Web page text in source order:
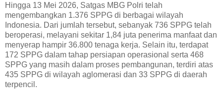
Hingga 13 Mei 2026, Satgas MBG Polri telah
mengembangkan 1.376 SPPG di berbagai wilayah
Indonesia. Dari jumlah tersebut, sebanyak 736 SPPG telah
beroperasi, melayani sekitar 1,84 juta penerima manfaat dan
menyerap hampir 36.800 tenaga kerja. Selain itu, terdapat
172 SPPG dalam tahap persiapan operasional serta 468
SPPG yang masih dalam proses pembangunan, terdiri atas
435 SPPG di wilayah aglomerasi dan 33 SPPG di daerah
terpencil.